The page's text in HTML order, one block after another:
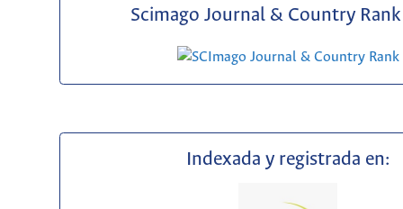
Scimago Journal & Country Rank
Indexada y registrada en: